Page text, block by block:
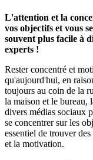
L'attention et la
vos objectifs et vous
souvent plus facile à
experts !
Rester concentré et
qu'aujourd'hui, en
toujours au coin de la
la maison et le bureau,
divers médias sociaux
se concentrer sur les
essentiel de trouver
et la motivation.